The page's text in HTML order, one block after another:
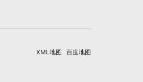
XML地图 百度地图